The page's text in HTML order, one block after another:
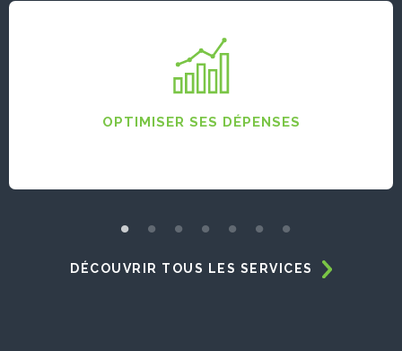
OPTIMISER SES DÉPENSES
DÉCOUVRIR TOUS LES SERVICES